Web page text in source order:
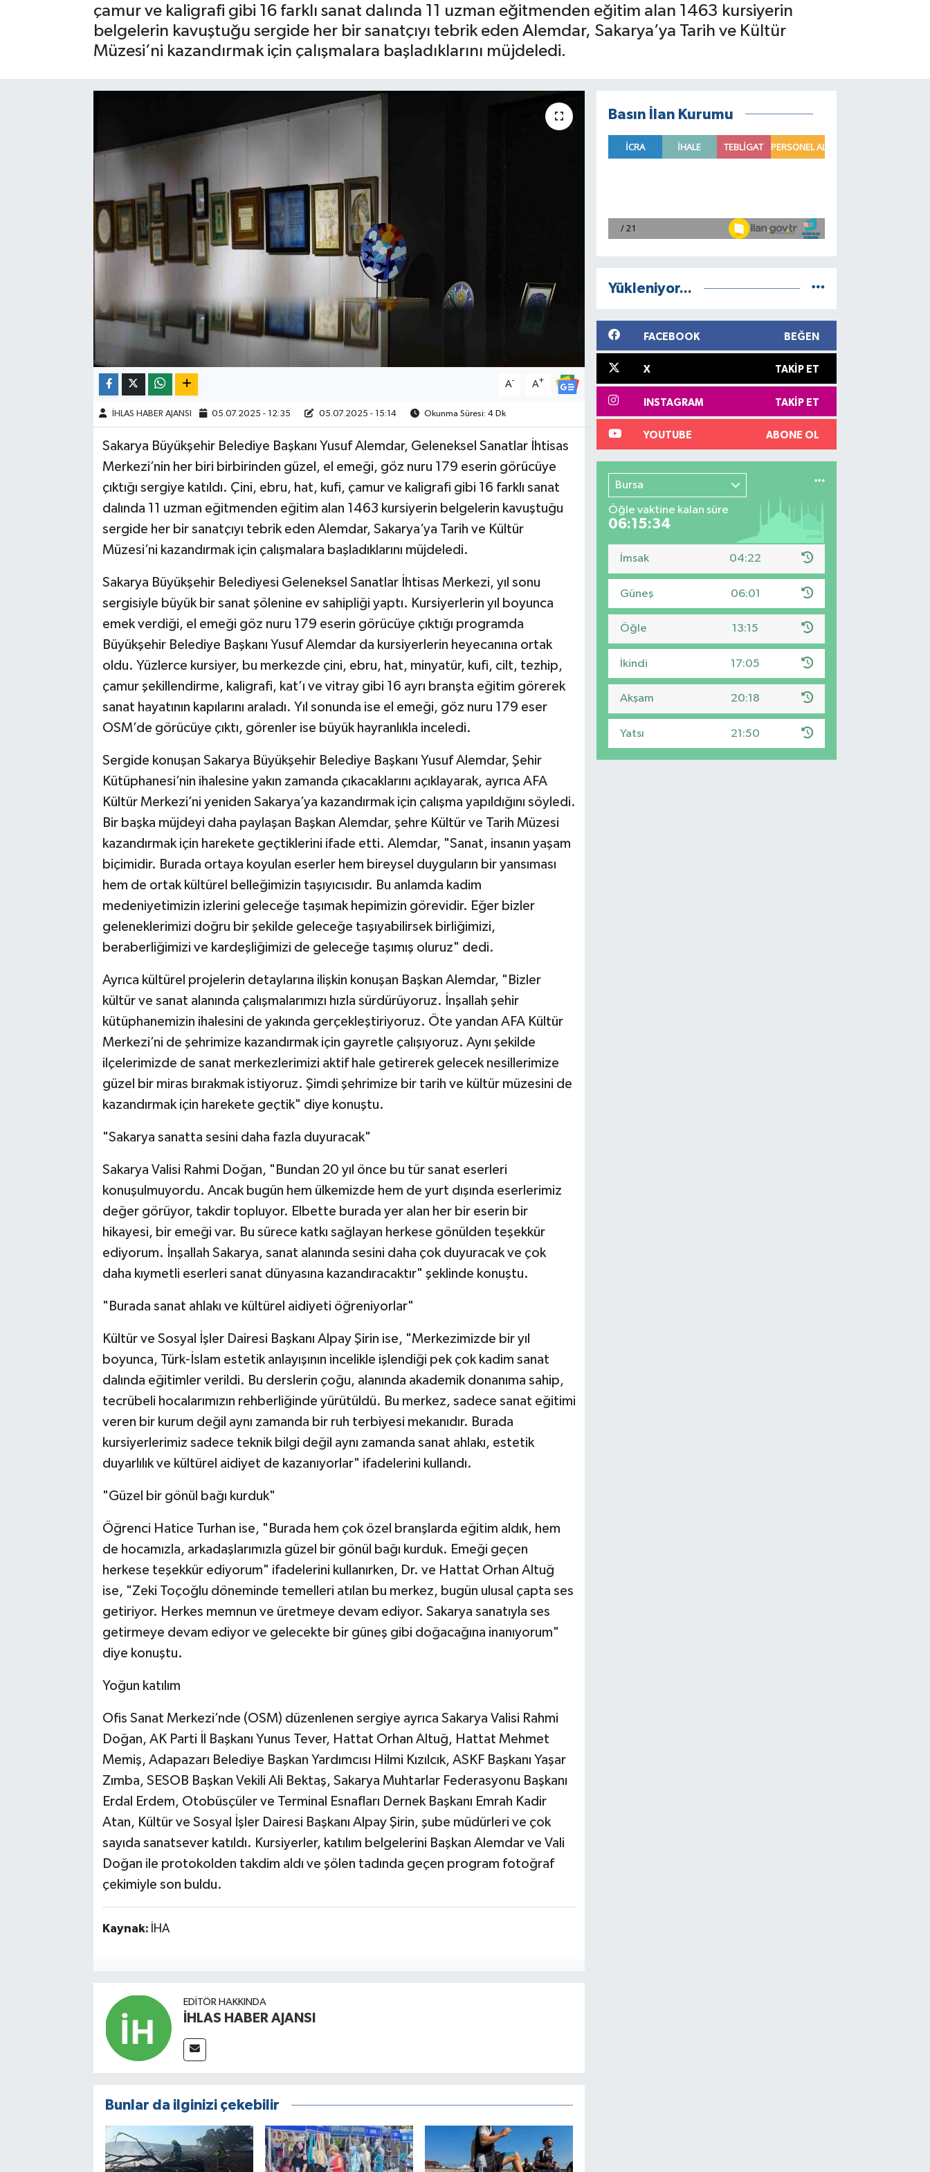
çamur ve kaligrafi gibi 16 farklı sanat dalında 11 uzman eğitmenden eğitim alan 1463 kursiyerin
belgelerin kavuştuğu sergide her bir sanatçıyı tebrik eden Alemdar, Sakarya’ya Tarih ve Kültür
Müzesi’ni kazandırmak için çalışmalara başladıklarını müjdeledi.
A- A+
İHLAS HABER AJANSI 05.07.2025 - 12:35 05.07.2025 - 15:14 Okunma Süresi: 4 Dk
Sakarya Büyükşehir Belediye Başkanı Yusuf Alemdar, Geleneksel Sanatlar İhtisas
Merkezi’nin her biri birbirinden güzel, el emeği, göz nuru 179 eserin görücüye
çıktığı sergiye katıldı. Çini, ebru, hat, kufi, çamur ve kaligrafi gibi 16 farklı sanat
dalında 11 uzman eğitmenden eğitim alan 1463 kursiyerin belgelerin kavuştuğu
sergide her bir sanatçıyı tebrik eden Alemdar, Sakarya’ya Tarih ve Kültür
Müzesi’ni kazandırmak için çalışmalara başladıklarını müjdeledi.
Sakarya Büyükşehir Belediyesi Geleneksel Sanatlar İhtisas Merkezi, yıl sonu
sergisiyle büyük bir sanat şölenine ev sahipliği yaptı. Kursiyerlerin yıl boyunca
emek verdiği, el emeği göz nuru 179 eserin görücüye çıktığı programda
Büyükşehir Belediye Başkanı Yusuf Alemdar da kursiyerlerin heyecanına ortak
oldu. Yüzlerce kursiyer, bu merkezde çini, ebru, hat, minyatür, kufi, cilt, tezhip,
çamur şekillendirme, kaligrafi, kat’ı ve vitray gibi 16 ayrı branşta eğitim görerek
sanat hayatının kapılarını araladı. Yıl sonunda ise el emeği, göz nuru 179 eser
OSM’de görücüye çıktı, görenler ise büyük hayranlıkla inceledi.
Sergide konuşan Sakarya Büyükşehir Belediye Başkanı Yusuf Alemdar, Şehir
Kütüphanesi’nin ihalesine yakın zamanda çıkacaklarını açıklayarak, ayrıca AFA
Kültür Merkezi’ni yeniden Sakarya’ya kazandırmak için çalışma yapıldığını söyledi.
Bir başka müjdeyi daha paylaşan Başkan Alemdar, şehre Kültür ve Tarih Müzesi
kazandırmak için harekete geçtiklerini ifade etti. Alemdar, "Sanat, insanın yaşam
biçimidir. Burada ortaya koyulan eserler hem bireysel duyguların bir yansıması
hem de ortak kültürel belleğimizin taşıyıcısıdır. Bu anlamda kadim
medeniyetimizin izlerini geleceğe taşımak hepimizin görevidir. Eğer bizler
geleneklerimizi doğru bir şekilde geleceğe taşıyabilirsek birliğimizi,
beraberliğimizi ve kardeşliğimizi de geleceğe taşımış oluruz" dedi.
Ayrıca kültürel projelerin detaylarına ilişkin konuşan Başkan Alemdar, "Bizler
kültür ve sanat alanında çalışmalarımızı hızla sürdürüyoruz. İnşallah şehir
kütüphanemizin ihalesini de yakında gerçekleştiriyoruz. Öte yandan AFA Kültür
Merkezi’ni de şehrimize kazandırmak için gayretle çalışıyoruz. Aynı şekilde
ilçelerimizde de sanat merkezlerimizi aktif hale getirerek gelecek nesillerimize
güzel bir miras bırakmak istiyoruz. Şimdi şehrimize bir tarih ve kültür müzesini de
kazandırmak için harekete geçtik" diye konuştu.
"Sakarya sanatta sesini daha fazla duyuracak"
Sakarya Valisi Rahmi Doğan, "Bundan 20 yıl önce bu tür sanat eserleri
konuşulmuyordu. Ancak bugün hem ülkemizde hem de yurt dışında eserlerimiz
değer görüyor, takdir topluyor. Elbette burada yer alan her bir eserin bir
hikayesi, bir emeği var. Bu sürece katkı sağlayan herkese gönülden teşekkür
ediyorum. İnşallah Sakarya, sanat alanında sesini daha çok duyuracak ve çok
daha kıymetli eserleri sanat dünyasına kazandıracaktır" şeklinde konuştu.
"Burada sanat ahlakı ve kültürel aidiyeti öğreniyorlar"
Kültür ve Sosyal İşler Dairesi Başkanı Alpay Şirin ise, "Merkezimizde bir yıl
boyunca, Türk-İslam estetik anlayışının incelikle işlendiği pek çok kadim sanat
dalında eğitimler verildi. Bu derslerin çoğu, alanında akademik donanıma sahip,
tecrübeli hocalarımızın rehberliğinde yürütüldü. Bu merkez, sadece sanat eğitimi
veren bir kurum değil aynı zamanda bir ruh terbiyesi mekanıdır. Burada
kursiyerlerimiz sadece teknik bilgi değil aynı zamanda sanat ahlakı, estetik
duyarlılık ve kültürel aidiyet de kazanıyorlar" ifadelerini kullandı.
"Güzel bir gönül bağı kurduk"
Öğrenci Hatice Turhan ise, "Burada hem çok özel branşlarda eğitim aldık, hem
de hocamızla, arkadaşlarımızla güzel bir gönül bağı kurduk. Emeği geçen
herkese teşekkür ediyorum" ifadelerini kullanırken, Dr. ve Hattat Orhan Altuğ
ise, "Zeki Toçoğlu döneminde temelleri atılan bu merkez, bugün ulusal çapta ses
getiriyor. Herkes memnun ve üretmeye devam ediyor. Sakarya sanatıyla ses
getirmeye devam ediyor ve gelecekte bir güneş gibi doğacağına inanıyorum"
diye konuştu.
Yoğun katılım
Ofis Sanat Merkezi’nde (OSM) düzenlenen sergiye ayrıca Sakarya Valisi Rahmi
Doğan, AK Parti İl Başkanı Yunus Tever, Hattat Orhan Altuğ, Hattat Mehmet
Memiş, Adapazarı Belediye Başkan Yardımcısı Hilmi Kızılcık, ASKF Başkanı Yaşar
Zımba, SESOB Başkan Vekili Ali Bektaş, Sakarya Muhtarlar Federasyonu Başkanı
Erdal Erdem, Otobüsçüler ve Terminal Esnafları Dernek Başkanı Emrah Kadir
Atan, Kültür ve Sosyal İşler Dairesi Başkanı Alpay Şirin, şube müdürleri ve çok
sayıda sanatsever katıldı. Kursiyerler, katılım belgelerini Başkan Alemdar ve Vali
Doğan ile protokolden takdim aldı ve şölen tadında geçen program fotoğraf
çekimiyle son buldu.
Kaynak: İHA
EDITÖR HAKKINDA
İHLAS HABER AJANSI
Bunlar da ilginizi çekebilir
Basın İlan Kurumu
Yükleniyor...
FACEBOOK BEĞEN
X TAKIP ET
INSTAGRAM TAKIP ET
YOUTUBE ABONE OL
Bursa
Öğle vaktine kalan süre
06:15:33
İmsak 04:22
Güneş 06:01
Öğle 13:15
İkindi 17:05
Akşam 20:18
Yatsı 21:50